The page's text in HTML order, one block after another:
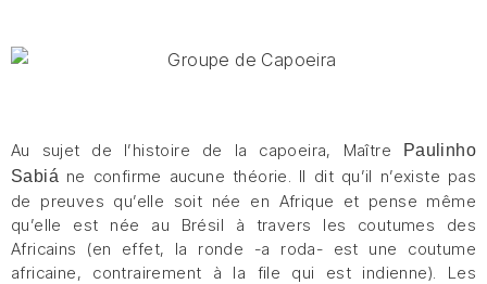
Au sujet de l’histoire de la capoeira, Maître
Paulinho
Sabiá ne confirme aucune théorie. Il dit qu’il n’existe pas
de preuves qu’elle soit née en Afrique et pense même
qu’elle est née au Brésil à travers les coutumes des
Africains (en effet, la ronde -a roda- est une coutume
africaine, contrairement à la file qui est indienne). Les